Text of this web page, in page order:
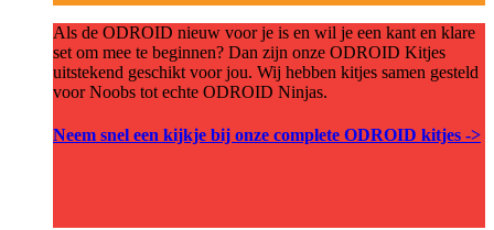
Als de ODROID nieuw voor je is en wil je een kant en klare
set om mee te beginnen? Dan zijn onze ODROID Kitjes
uitstekend geschikt voor jou. Wij hebben kitjes samen gesteld
voor Noobs tot echte ODROID Ninjas.
Neem snel een kijkje bij onze complete ODROID kitjes ->